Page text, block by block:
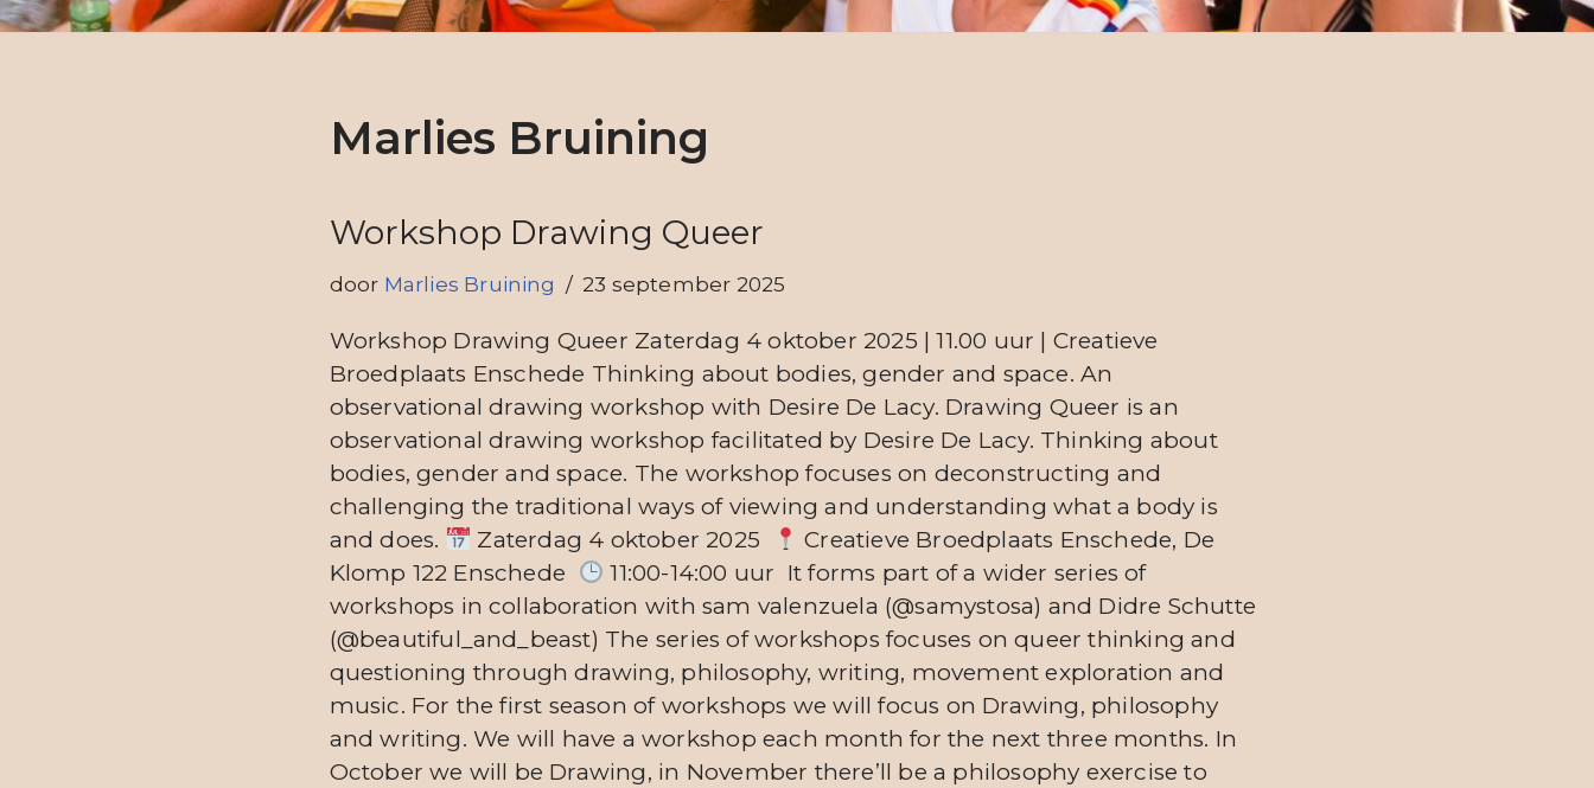
Marlies Bruining
Workshop Drawing Queer
door Marlies Bruining 23 september 2025
Workshop Drawing Queer Zaterdag 4 oktober 2025 | 11.00 uur | Creatieve
Broedplaats Enschede Thinking about bodies, gender and space. An
observational drawing workshop with Desire De Lacy. Drawing Queer is an
observational drawing workshop facilitated by Desire De Lacy. Thinking about
bodies, gender and space. The workshop focuses on deconstructing and
challenging the traditional ways of viewing and understanding what a body is
and does.
Zaterdag 4 oktober 2025
Creatieve Broedplaats Enschede, De
Klomp 122 Enschede
11:00-14:00 uur It forms part of a wider series of
workshops in collaboration with sam valenzuela (@samystosa) and Didre Schutte
(@beautiful_and_beast) The series of workshops focuses on queer thinking and
questioning through drawing, philosophy, writing, movement exploration and
music. For the first season of workshops we will focus on Drawing, philosophy
and writing. We will have a workshop each month for the next three months. In
October we will be Drawing, in November there’ll be a philosophy exercise to